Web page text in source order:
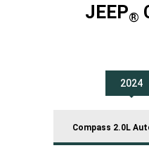
JEEP®
2024
Compass 2.0L